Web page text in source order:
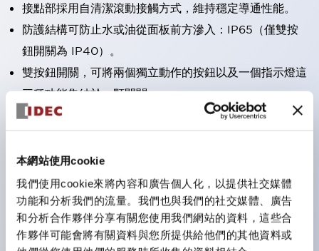
本網站使用cookie
我們使用cookie來將內容和廣告個人化，以提供社交媒體
功能和分析我們的流量。我們也與我們的社交媒體、廣告
和分析合作夥伴分享有關您使用我們網站的資料，這些合
作夥伴可能會將有關資料與您所提供給他們的其他資料或
接點部採用自清潔滾動接觸方式，維持穩定導通性能。
防護結構可防止水或油從面板前方滲入：IP65（僅雙按
鈕開關為 IP40）。
雙按鈕開關，可將兩個獨立動作的按鈕以及一個指示燈這
三種功能集結於一顆開關。
完整支援全球各地需求的多種電壓規格。
需分色管理的 LED 燈泡，如今可用單一顆燈泡呈現多種
顏色。
支援色彩通用設計（CUD）：可清楚辨識正方平頭形指
示燈的亮燈/熄燈狀態，以及點燈時的顏色識別。
符合 ISO 3864-4 安全色規範：在危險或緊急狀況下，